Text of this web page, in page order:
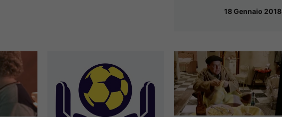
18 Gennaio 2018